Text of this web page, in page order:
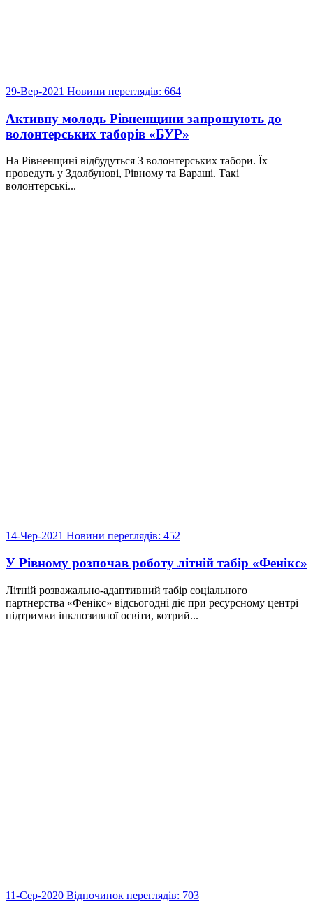
29-Вер-2021 Новини переглядів: 664
Активну молодь Рівненщини запрошують до
волонтерських таборів «БУР»
На Рівненщині відбудуться 3 волонтерських табори. Їх
проведуть у Здолбунові, Рівному та Вараші. Такі
волонтерські...
14-Чер-2021 Новини переглядів: 452
У Рівному розпочав роботу літній табір «Фенікс»
Літній розважально-адаптивний табір соціального
партнерства «Фенікс» відсьогодні діє при ресурсному центрі
підтримки інклюзивної освіти, котрий...
11-Сер-2020 Відпочинок переглядів: 703